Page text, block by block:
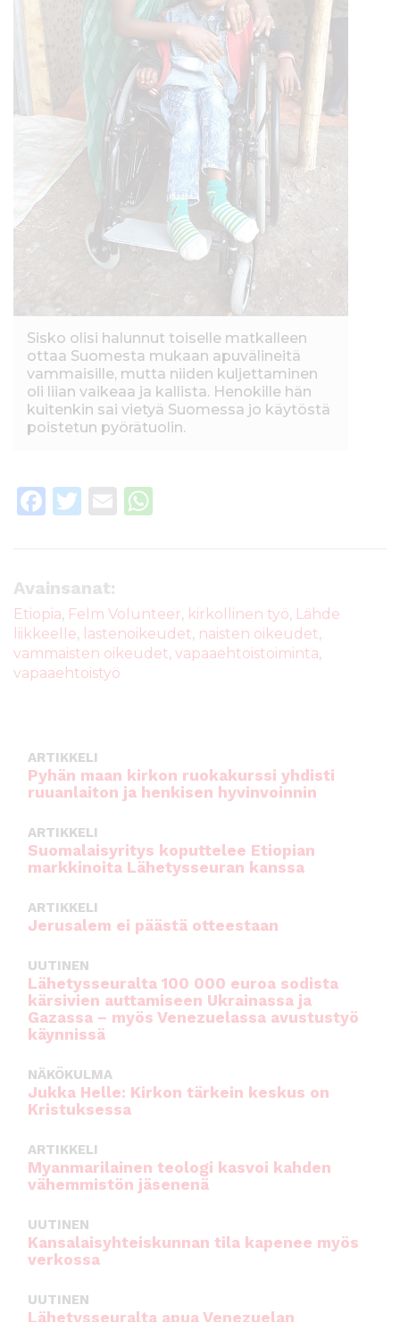
Sisko olisi halunnut toiselle matkalleen
ottaa Suomesta mukaan apuvälineitä
vammaisille, mutta niiden kuljettaminen
oli liian vaikeaa ja kallista. Henokille hän
kuitenkin sai vietyä Suomessa jo käytöstä
poistetun pyörätuolin.
F
e
b
o
o
T
te
r
E
A
p
p
Avainsanat:
Etiopia, Felm Volunteer, kirkollinen työ, Lähde
liikkeelle, lastenoikeudet, naisten oikeudet,
vammaisten oikeudet, vapaaehtoistoiminta,
vapaaehtoistyö
ARTIKKELI
Pyhän maan kirkon ruokakurssi yhdisti
ruuanlaiton ja henkisen hyvinvoinnin
ARTIKKELI
Suomalaisyritys koputtelee Etiopian
markkinoita Lähetysseuran kanssa
ARTIKKELI
Jerusalem ei päästä otteestaan
UUTINEN
Lähetysseuralta 100 000 euroa sodista
kärsivien auttamiseen Ukrainassa ja
Gazassa – myös Venezuelassa avustustyö
käynnissä
NÄKÖKULMA
Jukka Helle: Kirkon tärkein keskus on
Kristuksessa
ARTIKKELI
Myanmarilainen teologi kasvoi kahden
vähemmistön jäsenenä
UUTINEN
Kansalaisyhteiskunnan tila kapenee myös
verkossa
UUTINEN
Lähetysseuralta apua Venezuelan